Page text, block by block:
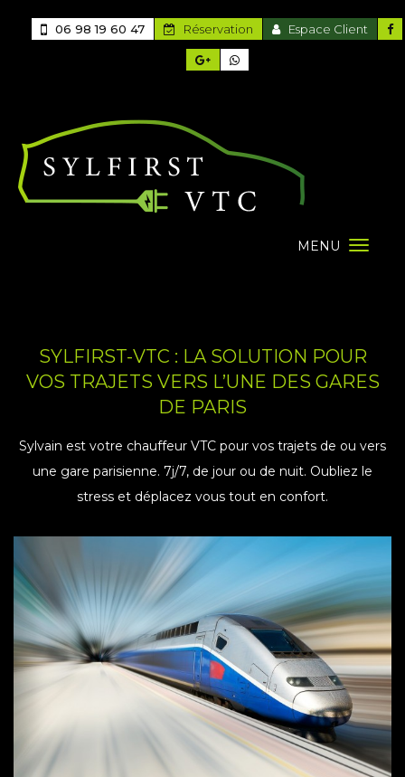
MENU
06 98 19 60 47 Réservation Espace Client
SYLFIRST-VTC : LA SOLUTION POUR
VOS TRAJETS VERS L’UNE DES GARES
DE PARIS
Sylvain est votre chauffeur VTC pour vos trajets de ou vers
une gare parisienne. 7j/7, de jour ou de nuit. Oubliez le
stress et déplacez vous tout en confort.